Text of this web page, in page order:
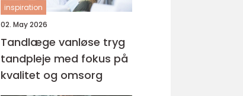
inspiration
02. May 2026
Tandlæge vanløse tryg
tandpleje med fokus på
kvalitet og omsorg